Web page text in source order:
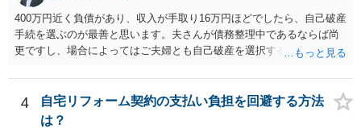
400万円近く負債があり、収入が手取り16万円ほどでしたら、自己破産
手続を選ぶのが最善と思います。夫さんが債務整理中であるならば尚
更ですし、場合によってはご夫婦とも自己破産を選択する方法もある
4
自宅リフォーム契約の支払い負担を回避する方法
は？